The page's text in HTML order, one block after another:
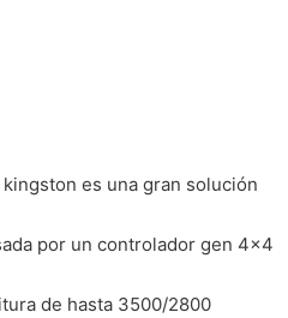
es una gran solución
por un controlador gen 4×4
de hasta 3500/2800